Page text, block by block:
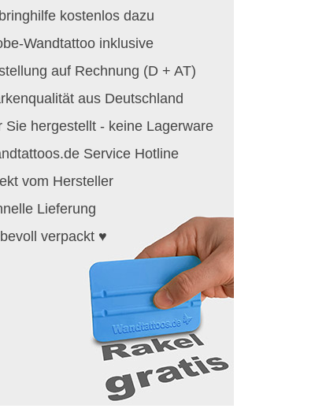
kostenlos dazu
Wandtattoo inklusive
auf Rechnung (D + AT)
aus Deutschland
Sie hergestellt - keine Lagerware
Service Hotline
vom Hersteller
Lieferung
verpackt ♥